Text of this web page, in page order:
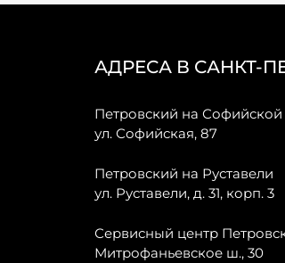
АДРЕСА В САНКТ-
Петровский на Софийской
ул. Софийская, 87
Петровский на Руставели
ул. Руставели, д. 31, корп. 3
Сервисный центр
Митрофаньевское ш., 30